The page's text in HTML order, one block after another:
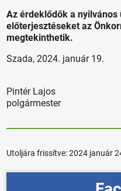
Az érdeklődők a
előterjesztéseket az
megtekinthetik.
Szada, 2024. január 19.
Pintér Lajos
polgármester
Utoljára frissítve:2024 január